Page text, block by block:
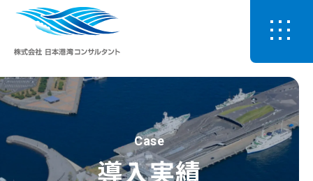
Case
導入実績